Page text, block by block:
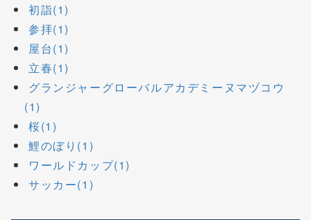
初詣(1)
参拝(1)
屋台(1)
立春(1)
グランジャーグローバルアカデミーヌマヅコウ
(1)
桜(1)
鯉のぼり(1)
ワールドカップ(1)
サッカー(1)